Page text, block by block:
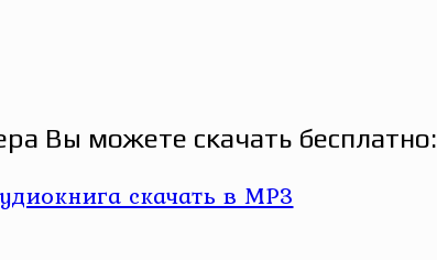
Вы можете скачать бесплатно: